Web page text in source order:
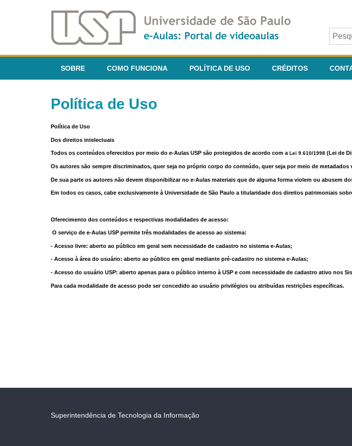
SOBRE COMO FUNCIONA POLÍTICA DE USO CRÉDITOS
Política de Uso
Política de Uso
Dos direitos intelectuais
Todos os conteúdos oferecidos por meio do e-Aulas USP são protegidos de acordo com a Lei 9.610/1998 (Lei de
Os autores são sempre discriminados, quer seja no próprio corpo do conteúdo, quer seja por meio de metadados
De sua parte os autores não devem disponibilizar no e-Aulas materiais que de alguma forma violem ou abusem
Em todos os casos, cabe exclusivamente à Universidade de São Paulo a titularidade dos direitos patrimoniais
Oferecimento dos conteúdos e respectivas modalidades de acesso:
O serviço de e-Aulas USP permite três modalidades de acesso ao sistema:
- Acesso livre: aberto ao público em geral sem necessidade de cadastro no sistema e-Aulas;
- Acesso à área do usuário: aberto ao público em geral mediante pré-cadastro no sistema e-Aulas;
- Acesso do usuário USP: aberto apenas para o público interno à USP e com necessidade de cadastro ativo nos
Para cada modalidade de acesso pode ser concedido ao usuário privilégios ou atribuídas restrições específicas.
Superintendência de Tecnologia da Informação